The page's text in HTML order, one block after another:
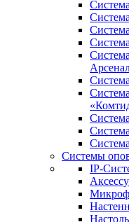
Системы
IP-